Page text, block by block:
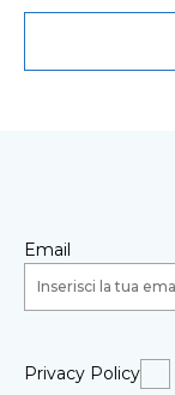
Email
Privacy Policy